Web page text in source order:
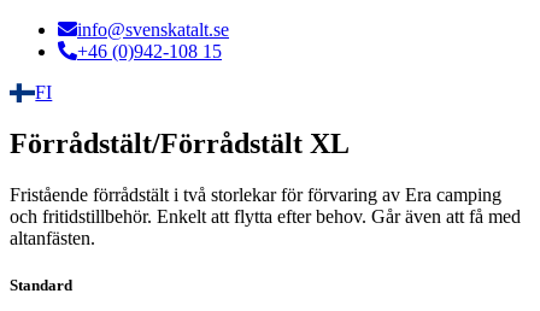
info@svenskatalt.se
+46 (0)942-108 15
FI
Förrådstält/Förrådstält XL
Fristående förrådstält i två storlekar för förvaring av Era camping
och fritidstillbehör. Enkelt att flytta efter behov. Går även att få med
altanfästen.
Standard